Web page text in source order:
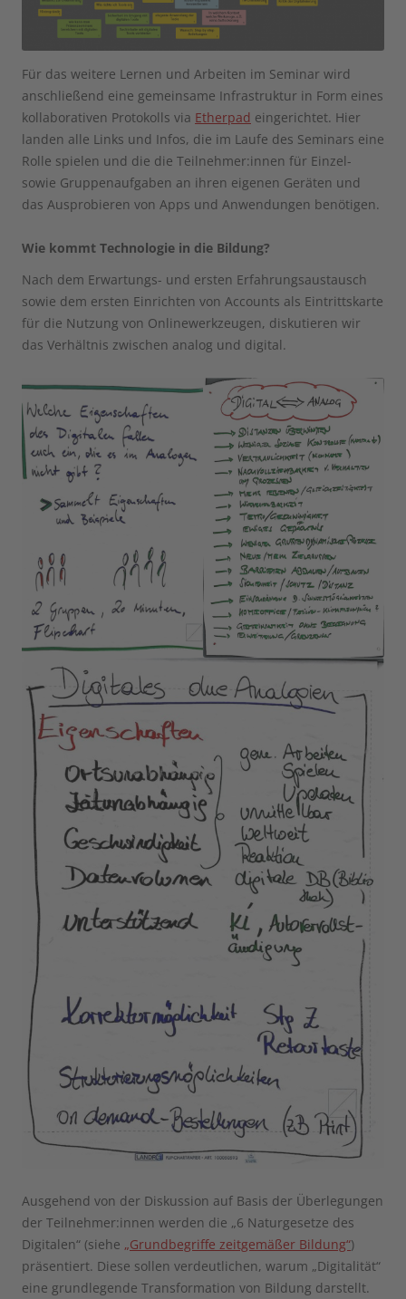
Für das weitere Lernen und Arbeiten im Seminar wird
anschließend eine gemeinsame Infrastruktur in Form eines
kollaborativen Protokolls via Etherpad eingerichtet. Hier
landen alle Links und Infos, die im Laufe des Seminars eine
Rolle spielen und die die Teilnehmer:innen für Einzel-
sowie Gruppenaufgaben an ihren eigenen Geräten und
das Ausprobieren von Apps und Anwendungen benötigen.
Wie kommt Technologie in die Bildung?
Nach dem Erwartungs- und ersten Erfahrungsaustausch
sowie dem ersten Einrichten von Accounts als Eintrittskarte
für die Nutzung von Onlinewerkzeugen, diskutieren wir
das Verhältnis zwischen analog und digital.
Ausgehend von der Diskussion auf Basis der Überlegungen
der Teilnehmer:innen werden die „6 Naturgesetze des
Digitalen“ (siehe „Grundbegriffe zeitgemäßer Bildung“)
präsentiert. Diese sollen verdeutlichen, warum „Digitalität“
eine grundlegende Transformation von Bildung darstellt.